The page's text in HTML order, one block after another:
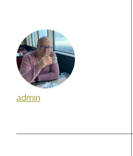
admin